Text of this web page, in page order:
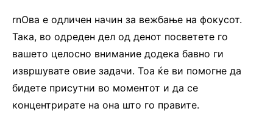
rnОва е одличен начин за вежбање на фокусот.
Така, во одреден дел од денот посветете го
вашето целосно внимание додека бавно ги
извршувате овие задачи. Тоа ќе ви помогне да
бидете присутни во моментот и да се
концентрирате на она што го правите.